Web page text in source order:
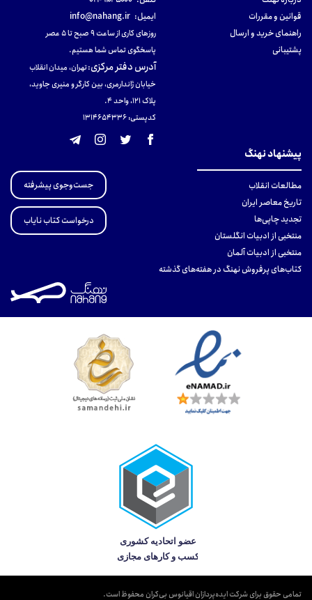
قوانین و مقررات
راهنمای خرید و ارسال
پشتیبانی
ایمیل: info@nahang.ir
روزهای کاری از ساعت ۹ صبح تا ۵ عصر
پاسخگوی تماس شما هستیم.
آدرس دفتر مرکزی:تهران، میدان انقلاب
خیابان ژاندارمری، بین کارگر و منیری جاوید،
پلاک 121، واحد ۴.
کدپستی: 131465433۶
پیشنهاد نهنگ
مطالعات انقلاب
تاریخ معاصر ایران
تجدید چاپی‌ها
منتخبی از ادبیات انگلستان
منتخبی از ادبیات آلمان
کتاب‌های پرفروش نهنگ در هفته‌های گذشته
جست‌وجوی پیشرفته
درخواست کتاب نایاب
تمامی حقوق برای شرکت ایده‌پردازان اقیانوس بی‌کران محفوظ است.